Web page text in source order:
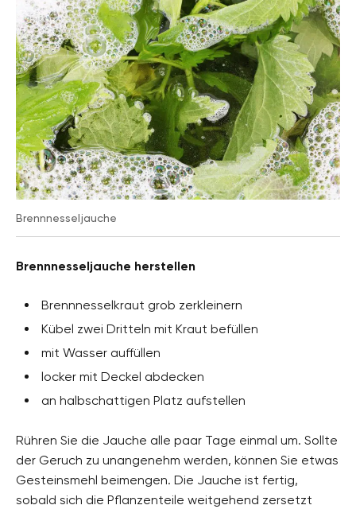
Brennnesseljauche
Brennnesseljauche herstellen
Brennnesselkraut grob zerkleinern
Kübel zwei Dritteln mit Kraut befüllen
mit Wasser auffüllen
locker mit Deckel abdecken
an halbschattigen Platz aufstellen
Rühren Sie die Jauche alle paar Tage einmal um. Sollte
der Geruch zu unangenehm werden, können Sie etwas
Gesteinsmehl beimengen. Die Jauche ist fertig,
sobald sich die Pflanzenteile weitgehend zersetzt